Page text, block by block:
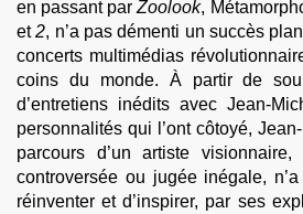
en passant parZoolook,
et2, n’a pas démenti un succès
concerts multimédias
coins du monde. À partir de
d’entretiens inédits avec Jean-
personnalités qui l’ont côtoyé,
parcours d’un artiste
controversée ou jugée inégale,
réinventer et d’inspirer, par ses